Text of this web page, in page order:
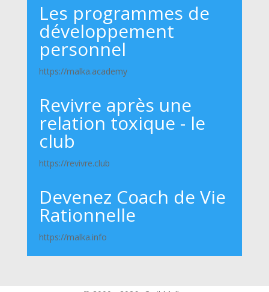
Les programmes de
développement
personnel
https://malka.academy
Revivre après une
relation toxique - le
club
https://revivre.club
Devenez Coach de Vie
Rationnelle
https://malka.info